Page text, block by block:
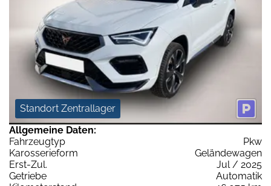
Standort Zentrallager
Allgemeine Daten:
Fahrzeugtyp
Pkw
Karosserieform
Geländewagen
Erst-Zul.
Jul / 2025
Getriebe
Automatik